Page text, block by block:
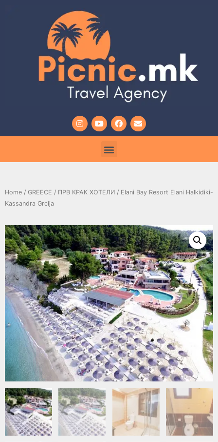
Home / GREECE / ПРВ КРАК ХОТЕЛИ / Elani Bay Resort Elani Halkidiki-
Kassandra Grcija